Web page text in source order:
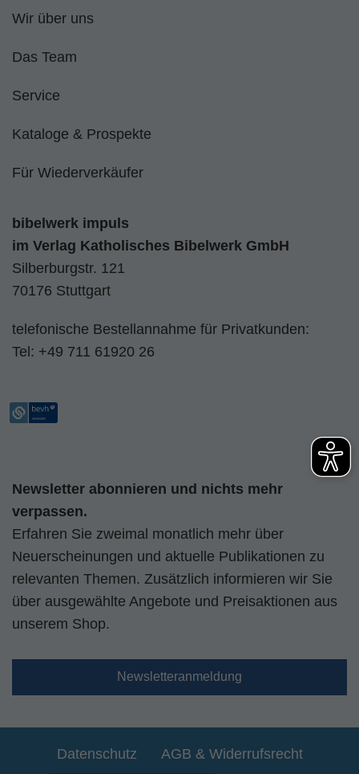
Wir über uns
Das Team
Service
Kataloge & Prospekte
Für Wiederverkäufer
bibelwerk impuls
im Verlag Katholisches Bibelwerk GmbH
Silberburgstr. 121
70176 Stuttgart
telefonische Bestellannahme für Privatkunden:
Tel: +49 711 61920 26
Newsletter abonnieren und nichts mehr
verpassen.
Erfahren Sie zweimal monatlich mehr über
Neuerscheinungen und aktuelle Publikationen zu
relevanten Themen. Zusätzlich informieren wir Sie
über ausgewählte Angebote und Preisaktionen aus
unserem Shop.
Newsletteranmeldung
Datenschutz AGB & Widerrufsrecht